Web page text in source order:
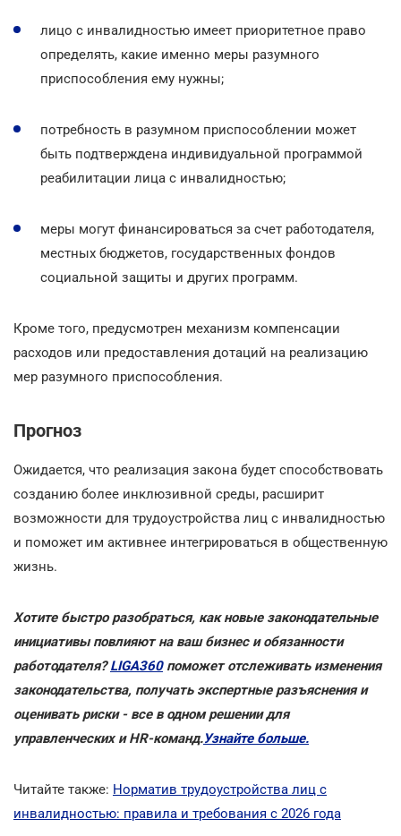
лицо с инвалидностью имеет приоритетное право
определять, какие именно меры разумного
приспособления ему нужны;
потребность в разумном приспособлении может
быть подтверждена индивидуальной программой
реабилитации лица с инвалидностью;
меры могут финансироваться за счет работодателя,
местных бюджетов, государственных фондов
социальной защиты и других программ.
Кроме того, предусмотрен механизм компенсации
расходов или предоставления дотаций на реализацию
мер разумного приспособления.
Прогноз
Ожидается, что реализация закона будет способствовать
созданию более инклюзивной среды, расширит
возможности для трудоустройства лиц с инвалидностью
и поможет им активнее интегрироваться в общественную
жизнь.
Хотите быстро разобраться, как новые законодательные
инициативы повлияют на ваш бизнес и обязанности
работодателя?LIGA360поможет отслеживать изменения
законодательства, получать экспертные разъяснения и
оценивать риски - все в одном решении для
управленческих и HR-команд.Узнайте больше.
Читайте также: Норматив трудоустройства лиц с
инвалидностью: правила и требования с 2026 года